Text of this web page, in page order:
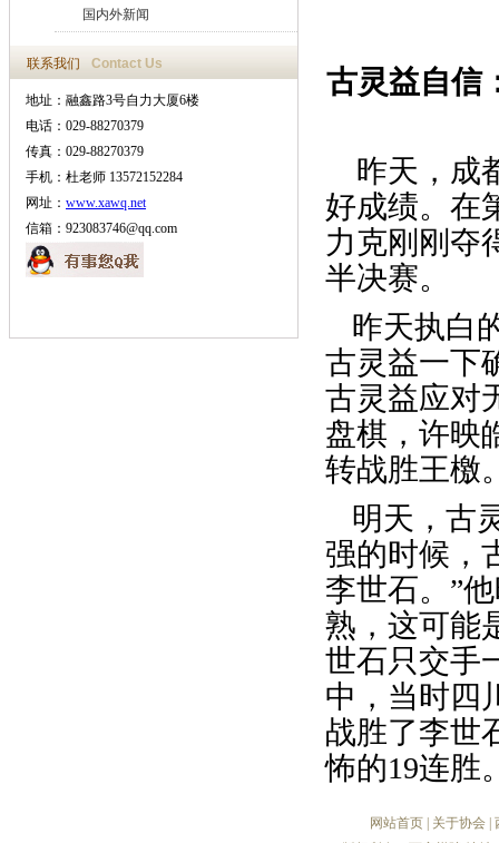
国内外新闻
联系我们 Contact Us
地址：融鑫路3号自力大厦6楼
电话：029-88270379
传真：029-88270379
手机：杜老师 13572152284
网址： www.xawq.net
信箱：923083746@qq.com
古灵益自信
昨天，成
好成绩。在
力克刚刚夺
半决赛。
昨天执白
古灵益一下
古灵益应对
盘棋，许映
转战胜王檄
明天，古
强的时候，
李世石。”
熟，这可能
世石只交手
中，当时四
战胜了李世
怖的19连胜
网站首页 关于协会